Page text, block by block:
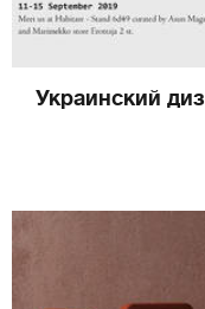
Украинский